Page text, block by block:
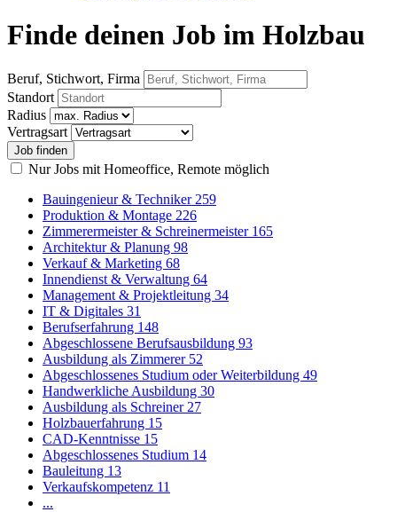
Finde deinen Job im Holzbau
Beruf, Stichwort, Firma
Standort
Radius
Vertragsart
Nur Jobs mit Homeoffice, Remote möglich
Bauingenieur & Techniker 259
Produktion & Montage 226
Zimmerermeister & Schreinermeister 165
Architektur & Planung 98
Verkauf & Marketing 68
Innendienst & Verwaltung 64
Management & Projektleitung 34
IT & Digitales 31
Berufserfahrung 148
Abgeschlossene Berufsausbildung 93
Ausbildung als Zimmerer 52
Abgeschlossenes Studium oder Weiterbildung 49
Handwerkliche Ausbildung 30
Ausbildung als Schreiner 27
Holzbauerfahrung 15
CAD-Kenntnisse 15
Abgeschlossenes Studium 14
Bauleitung 13
Verkaufskompetenz 11
...